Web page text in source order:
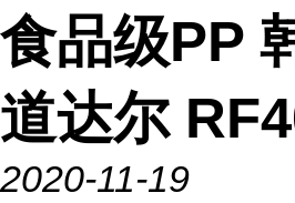
食品级PP
道达尔
2020-11-19